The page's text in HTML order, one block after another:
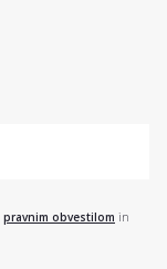
pravnim obvestilom in